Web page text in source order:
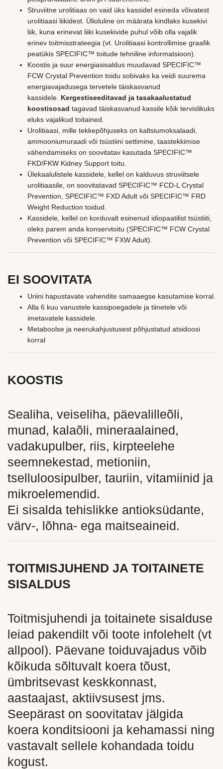
Struviitne urolitiaas on vaid üks kassidel esineda võivatest
urolitiaasi liikidest. Ülioluline on määrata kindlaks kusekivi
liik, kuna erinevat liiki kusekivide puhul võib olla vajalik
erinev toitmisstrateegia (vt. Urolitiaasi kontrollimise graafik
peatükis SPECIFIC™ toitude tehniline informatsioon).
Koostis ja suur energiasisaldus muudavad SPECIFIC™
FCW Crystal Prevention toidu sobivaks ka veidi suurema
energiavajadusega tervetele täiskasvanud
kassidele. Kergestiseeditavad ja tasakaalustatud
koostisosad tagavad täiskasvanud kassile kõik tervislikuks
eluks vajalikud toitained.
Urolitiaasi, mille tekkepõhjuseks on kaltsiumoksalaadi,
ammooniumuraadi või tsüstiini settimine, taastekkimise
vähendamiseks on soovitatav kasutada SPECIFIC™
FKD/FKW Kidney Support toitu.
Ülekaalulistele kassidele, kellel on kalduvus struviitsele
urolitiaasile, on soovitatavad SPECIFIC™ FCD-L Crystal
Prevention, SPECIFIC™ FXD Adult või SPECIFIC™ FRD
Weight Reduction toidud.
Kassidele, kellel on korduvalt esinenud idiopaatilist tsüstiiti,
oleks parem anda konservtoitu (SPECIFIC™ FCW Crystal
Prevention või SPECIFIC™ FXW Adult).
EI SOOVITATA
Uriini hapustavate vahendite samaaegse kasutamise korral.
Alla 6 kuu vanustele kassipoegadele ja tiinetele või
imetavatele kassidele.
Metaboolse ja neerukahjustusest põhjustatud atsidoosi
korral
KOOSTIS
Sealiha, veiseliha, päevalilleõli,
munad, kalaõli, mineraalained,
vadakupulber, riis, kirpteelehe
seemnekestad, metioniin,
tselluloosipulber, tauriin, vitamiinid ja
mikroelemendid.
Ei sisalda tehislikke antioksüdante,
värv-, lõhna- ega maitseaineid.
TOITMISJUHEND JA TOITAINETE
SISALDUS
Toitmisjuhendi ja toitainete sisalduse
leiad pakendilt või toote infolehelt (vt
allpool). Päevane toiduvajadus võib
kõikuda sõltuvalt koera tõust,
ümbritsevast keskkonnast,
aastaajast, aktiivsusest jms.
Seepärast on soovitatav jälgida
koera konditsiooni ja kehamassi ning
vastavalt sellele kohandada toidu
kogust.